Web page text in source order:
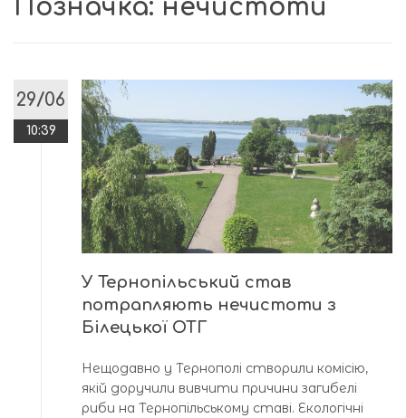
Позначка: нечистоти
29/06
10:39
У Тернопільський став
потрапляють нечистоти з
Білецької ОТГ
Нещодавно у Тернополі створили комісію,
якій доручили вивчити причини загибелі
риби на Тернопільському ставі. Екологічні